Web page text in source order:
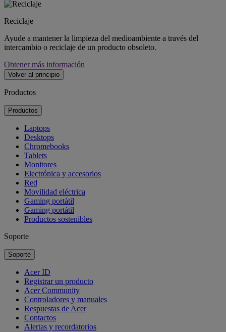
Reciclaje
Ayude a mantener la limpieza del medioambiente a través del
intercambio o reciclaje de un producto obsoleto.
Obtener más información
Volver al principio
Productos
Productos
Laptops
Desktops
Chromebooks
Tablets
Monitores
Electrónica y accesorios
Red
Movilidad eléctrica
Gaming portátil
Gaming portátil
Productos sostenibles
Soporte
Soporte
Acer ID
Registrar un producto
Acer Community
Controladores y manuales
Respuestas de Acer
Contactos
Alertas y recordatorios